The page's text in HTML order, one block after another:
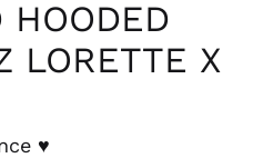
HOODED
LORETTE X
♥